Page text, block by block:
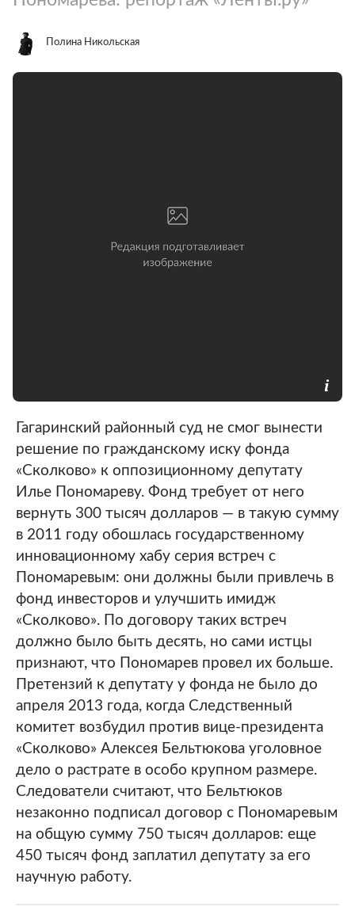
Полина Никольская
Гагаринский районный суд не смог вынести
решение по гражданскому иску фонда
«Сколково» к оппозиционному депутату
Илье Пономареву. Фонд требует от него
вернуть 300 тысяч долларов ― в такую сумму
в 2011 году обошлась государственному
инновационному хабу серия встреч с
Пономаревым: они должны были привлечь в
фонд инвесторов и улучшить имидж
«Сколково». По договору таких встреч
должно было быть десять, но сами истцы
признают, что Пономарев провел их больше.
Претензий к депутату у фонда не было до
апреля 2013 года, когда Следственный
комитет возбудил против вице-президента
«Сколково» Алексея Бельтюкова уголовное
дело о растрате в особо крупном размере.
Следователи считают, что Бельтюков
незаконно подписал договор с Пономаревым
на общую сумму 750 тысяч долларов: еще
450 тысяч фонд заплатил депутату за его
научную работу.